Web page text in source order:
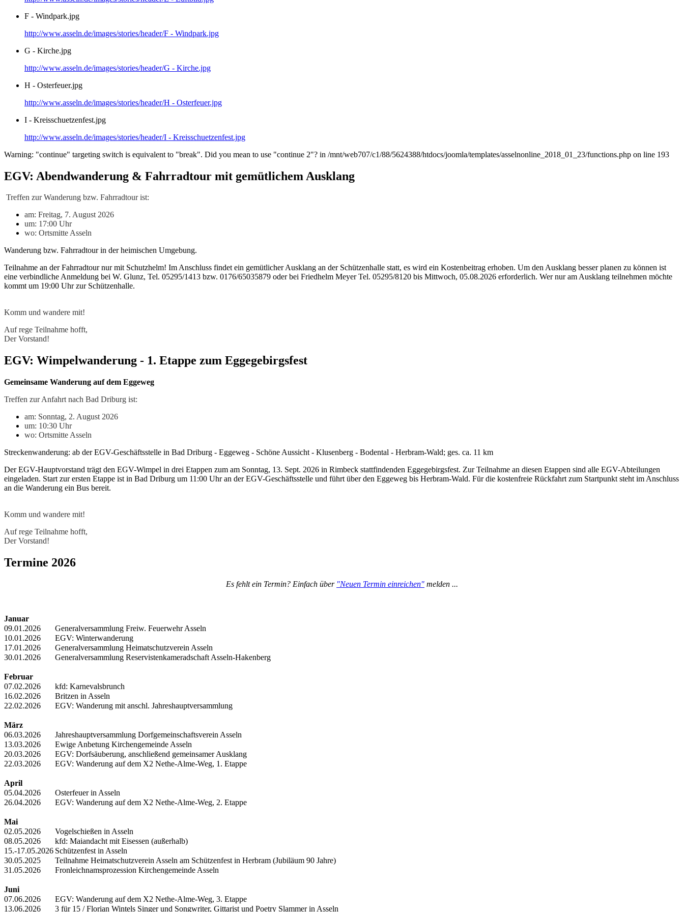
F - Windpark.jpg
http://www.asseln.de/images/stories/header/F - Windpark.jpg
G - Kirche.jpg
http://www.asseln.de/images/stories/header/G - Kirche.jpg
H - Osterfeuer.jpg
http://www.asseln.de/images/stories/header/H - Osterfeuer.jpg
I - Kreisschuetzenfest.jpg
http://www.asseln.de/images/stories/header/I - Kreisschuetzenfest.jpg
Warning: "continue" targeting switch is equivalent to "break". Did you mean to use "continue 2"? in /mnt/web707/c1/88/5624388/htdocs/joomla/templates/asselnonline_2018_01_23/functions.php on line 193
EGV: Abendwanderung & Fahrradtour mit gemütlichem Ausklang
Treffen zur Wanderung bzw. Fahrradtour ist:
am: Freitag, 7. August 2026
um: 17:00 Uhr
wo: Ortsmitte Asseln
Wanderung bzw. Fahrradtour in der heimischen Umgebung.
Teilnahme an der Fahrradtour nur mit Schutzhelm! Im Anschluss findet ein gemütlicher Ausklang an der Schützenhalle statt, es wird ein Kostenbeitrag erhoben. Um den Ausklang besser planen zu können ist
eine verbindliche Anmeldung bei W. Glunz, Tel. 05295/1413 bzw. 0176/65035879 oder bei Friedhelm Meyer Tel. 05295/8120 bis Mittwoch, 05.08.2026 erforderlich. Wer nur am Ausklang teilnehmen möchte
kommt um 19:00 Uhr zur Schützenhalle.
Komm und wandere mit!
Auf rege Teilnahme hofft,
Der Vorstand!
EGV: Wimpelwanderung - 1. Etappe zum Eggegebirgsfest
Gemeinsame Wanderung auf dem Eggeweg
Treffen zur Anfahrt nach Bad Driburg ist:
am: Sonntag, 2. August 2026
um: 10:30 Uhr
wo: Ortsmitte Asseln
Streckenwanderung: ab der EGV-Geschäftsstelle in Bad Driburg - Eggeweg - Schöne Aussicht - Klusenberg - Bodental - Herbram-Wald; ges. ca. 11 km
Der EGV-Hauptvorstand trägt den EGV-Wimpel in drei Etappen zum am Sonntag, 13. Sept. 2026 in Rimbeck stattfindenden Eggegebirgsfest. Zur Teilnahme an diesen Etappen sind alle EGV-Abteilungen
eingeladen. Start zur ersten Etappe ist in Bad Driburg um 11:00 Uhr an der EGV-Geschäftsstelle und führt über den Eggeweg bis Herbram-Wald. Für die kostenfreie Rückfahrt zum Startpunkt steht im Anschluss
an die Wanderung ein Bus bereit.
Komm und wandere mit!
Auf rege Teilnahme hofft,
Der Vorstand!
Termine 2026
Es fehlt ein Termin? Einfach über "Neuen Termin einreichen" melden ...
Januar
09.01.2026
Generalversammlung Freiw. Feuerwehr Asseln
10.01.2026
EGV: Winterwanderung
17.01.2026
Generalversammlung Heimatschutzverein Asseln
30.01.2026
Generalversammlung Reservistenkameradschaft Asseln-Hakenberg
Februar
07.02.2026
kfd: Karnevalsbrunch
16.02.2026
Britzen in Asseln
22.02.2026
EGV: Wanderung mit anschl. Jahreshauptversammlung
März
06.03.2026
Jahreshauptversammlung Dorfgemeinschaftsverein Asseln
13.03.2026
Ewige Anbetung Kirchengemeinde Asseln
20.03.2026
EGV: Dorfsäuberung, anschließend gemeinsamer Ausklang
22.03.2026
EGV: Wanderung auf dem X2 Nethe-Alme-Weg, 1. Etappe
April
05.04.2026
Osterfeuer in Asseln
26.04.2026
EGV: Wanderung auf dem X2 Nethe-Alme-Weg, 2. Etappe
Mai
02.05.2026
Vogelschießen in Asseln
08.05.2026
kfd: Maiandacht mit Eisessen (außerhalb)
15.-17.05.2026 Schützenfest in Asseln
30.05.2025
Teilnahme Heimatschutzverein Asseln am Schützenfest in Herbram (Jubiläum 90 Jahre)
31.05.2026
Fronleichnamsprozession Kirchengemeinde Asseln
Juni
07.06.2026
EGV: Wanderung auf dem X2 Nethe-Alme-Weg, 3. Etappe
13.06.2026
3 für 15 / Florian Wintels Singer und Songwriter, Gittarist und Poetry Slammer in Asseln